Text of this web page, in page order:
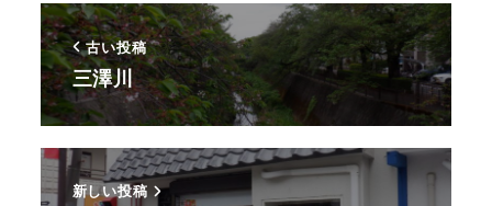
古い投稿
三澤川
新しい投稿